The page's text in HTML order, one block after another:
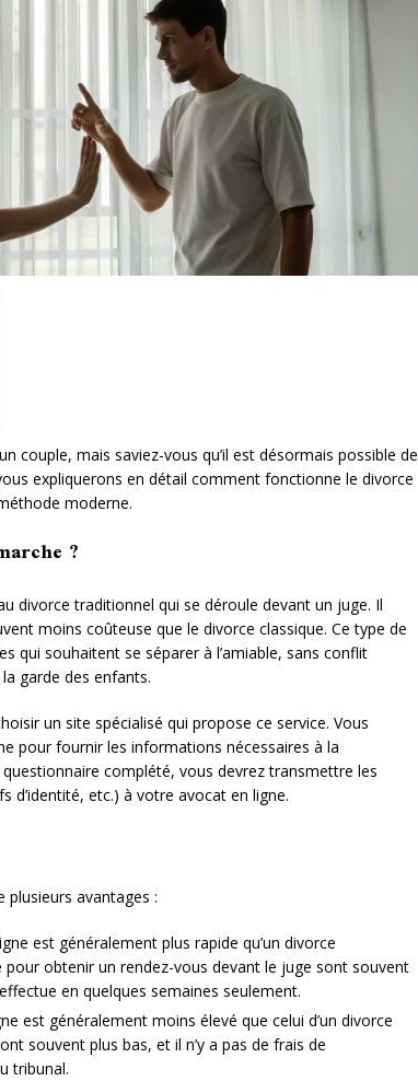
couple, mais saviez-vous qu’il est désormais possible de
expliquerons en détail comment fonctionne le divorce
moderne.
?
divorce traditionnel qui se déroule devant un juge. Il
moins coûteuse que le divorce classique. Ce type de
qui souhaitent se séparer à l’amiable, sans conflit
garde des enfants.
un site spécialisé qui propose ce service. Vous
pour fournir les informations nécessaires à la
complété, vous devrez transmettre les
d’identité, etc.) à votre avocat en ligne.
plusieurs avantages :
est généralement plus rapide qu’un divorce
pour obtenir un rendez-vous devant le juge sont souvent
en quelques semaines seulement.
est généralement moins élevé que celui d’un divorce
souvent plus bas, et il n’y a pas de frais de
tribunal.